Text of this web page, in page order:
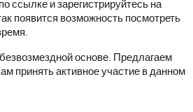
ссылке и зарегистрируйтесь на
появится возможность посмотреть
основе. Предлагаем
принять активное участие в данном